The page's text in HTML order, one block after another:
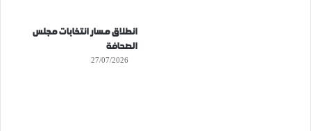
انطلاق مسار انتخابات مجلس
الصحافة
27/07/2026